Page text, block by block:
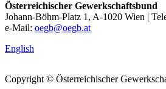
Österreichischer Gewerkschaftsbund
Johann-Böhm-Platz 1, A-1020 Wien |
e-Mail: oegb@oegb.at
English
Copyright © Österreichischer